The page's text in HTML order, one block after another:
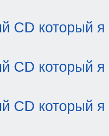
CD который я
CD который я
CD который я